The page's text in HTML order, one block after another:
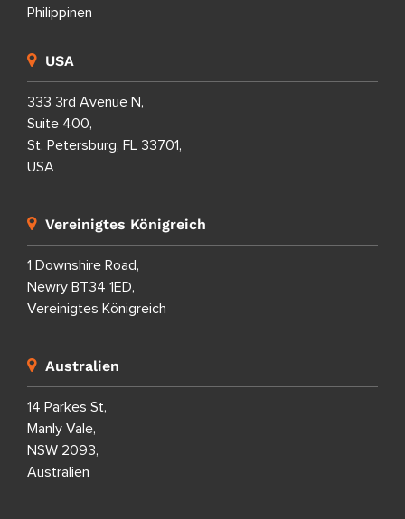
Philippinen
USA
333 3rd Avenue N,
Suite 400,
St. Petersburg, FL 33701,
USA
Vereinigtes Königreich
1 Downshire Road,
Newry BT34 1ED,
Vereinigtes Königreich
Australien
14 Parkes St,
Manly Vale,
NSW 2093,
Australien